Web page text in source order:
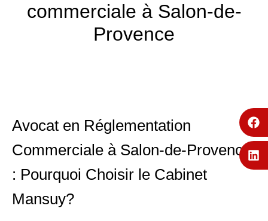
commerciale à Salon-de-
Provence
Avocat en Réglementation
Commerciale à Salon-de-Provence
: Pourquoi Choisir le Cabinet
Mansuy?